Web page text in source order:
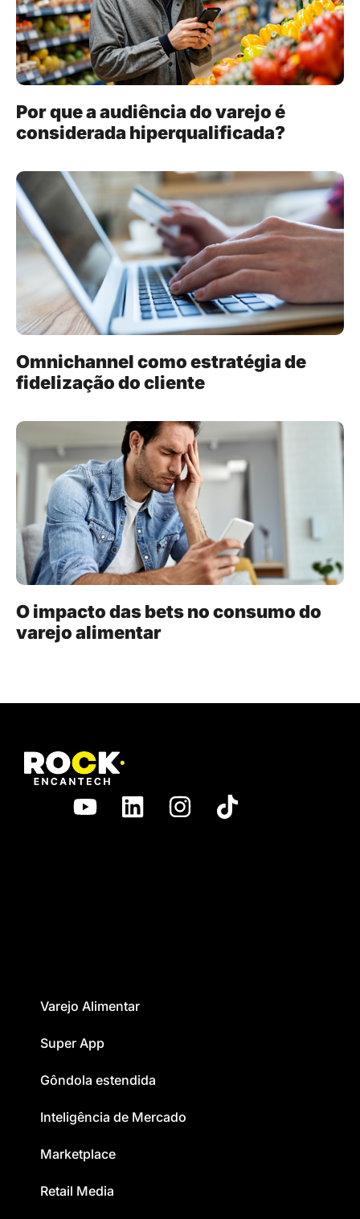
Por que a audiência do varejo é
considerada hiperqualificada?
Omnichannel como estratégia de
fidelização do cliente
O impacto das bets no consumo do
varejo alimentar
Varejo Alimentar
Super App
Gôndola estendida
Inteligência de Mercado
Marketplace
Retail Media